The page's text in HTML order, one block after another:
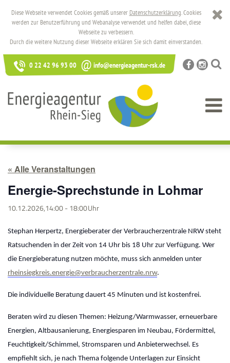
0 22 42 96 93 00 @ info@energieagentur-rsk.de
« Alle Veranstaltungen
Energie-Sprechstunde in Lohmar
10.12.2026,14:00- 18:00
Stephan Herpertz, Energieberater der Verbraucherzentrale NRW steht
Ratsuchenden in der Zeit von 14 Uhr bis 18 Uhr zur Verfügung. Wer
die Energieberatung nutzen möchte, muss sich anmelden unter
rheinsiegkreis.energie@verbraucherzentrale.nrw.
Die individuelle Beratung dauert 45 Minuten und ist kostenfrei.
Beraten wird zu diesen Themen: Heizung/Warmwasser, erneuerbare
Energien, Altbausanierung, Energiesparen im Neubau, Fördermittel,
Feuchtigkeit/Schimmel, Stromsparen und Anbieterwechsel. Es
empfiehlt sich, je nach Thema folgende Unterlagen zur Einsicht
Diese Webseite verwendet Cookies gemäß unserer Datenschutzerklärung. Cookies
werden zur Benutzerführung und Webanalyse verwendet und helfen dabei, diese
Webseite zu verbessern.
Durch die weitere Nutzung dieser Webseite erklären Sie sich damit einverstanden.